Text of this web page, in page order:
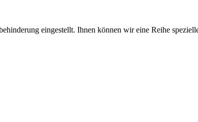
eingestellt. Ihnen können wir eine Reihe